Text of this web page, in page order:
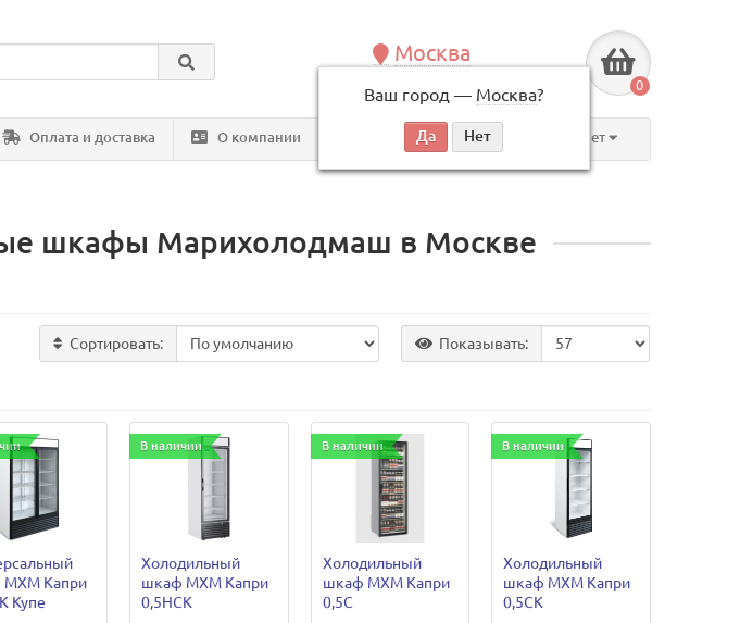
Москва
Ваш город — Москва?
по будням, с 09:00 до 18:00
0
Оплата и доставка О компании Контакты Личный кабинет
шкафы Марихолодмаш в Москве
Сортировать: Показывать:
МХМ Капри
Купе
В наличии
Холодильный
шкаф МХМ Капри
0,5НСК
В наличии
Холодильный
шкаф МХМ Капри
0,5С
В наличии
Холодильный
шкаф МХМ Капри
0,5СК